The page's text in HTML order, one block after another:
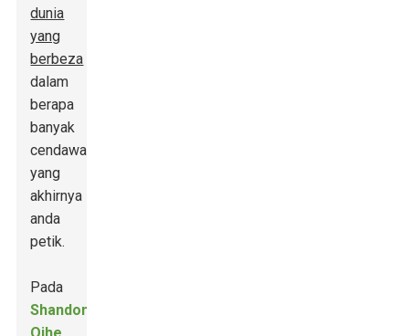
dunia
yang
berbeza
dalam
berapa
banyak
cendawan
yang
akhirnya
anda
petik.
Pada
Shandong